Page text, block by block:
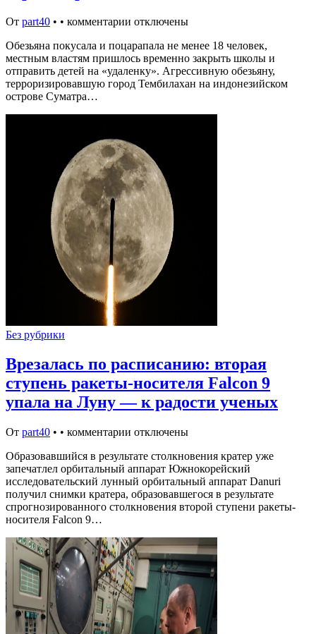
От part40 • • комментарии отключены
Обезьяна покусала и поцарапала не менее 18 человек,
местным властям пришлось временно закрыть школы и
отправить детей на «удаленку». Агрессивную обезьяну,
терроризировавшую город Тембилахан на индонезийском
острове Суматра…
Без рубрики
Врезалась по расписанию: вторая
ступень ракеты-носителя Falcon 9
упала на Луну — к радости ученых
От part40 • • комментарии отключены
Образовавшийся в результате столкновения кратер уже
запечатлел орбитальный аппарат Южнокорейский
исследовательский лунный орбитальный аппарат Danuri
получил снимки кратера, образовавшегося в результате
спрогнозированного столкновения второй ступени ракеты-
носителя Falcon 9…